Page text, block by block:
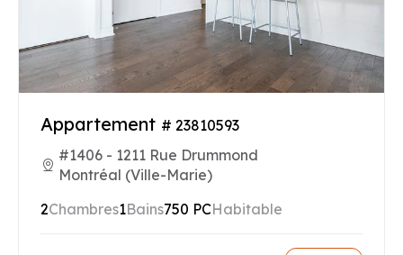
Appartement # 23810593
#1406 - 1211 Rue Drummond
Montréal (Ville-Marie)
2Chambres1Bains750 PCHabitable